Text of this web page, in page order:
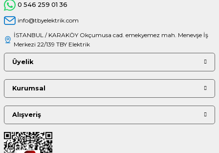
0 546 259 01 36
info@tbyelektrik.com
İSTANBUL / KARAKÖY Okçumusa cad. emekyemez mah. Menevşe İş
Merkezi 22/139 TBY Elektrik
Üyelik
Kurumsal
Alışveriş